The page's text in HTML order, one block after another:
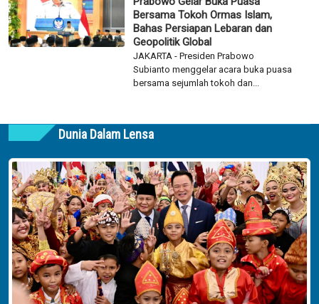
Bersama Tokoh Ormas Islam,
Bahas Persiapan Lebaran dan
Geopolitik Global
JAKARTA - Presiden Prabowo
Subianto menggelar acara buka puasa
bersama sejumlah tokoh dan...
Dunia Dalam Lensa